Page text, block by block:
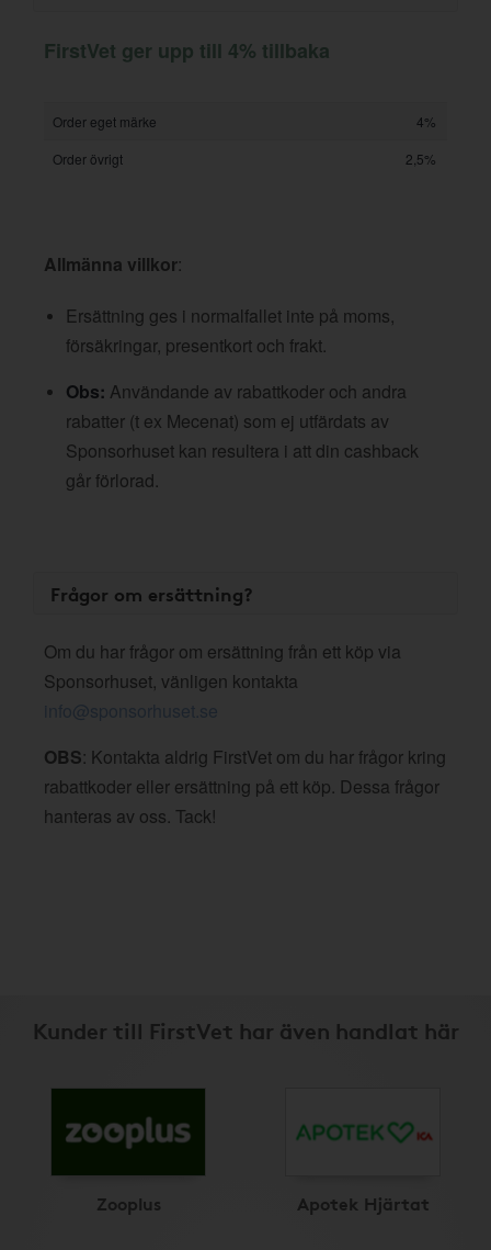
FirstVet ger upp till 4% tillbaka
Order eget märke
4%
Order övrigt
2,5%
Allmänna villkor:
Ersättning ges i normalfallet inte på moms,
försäkringar, presentkort och frakt.
Obs: Användande av rabattkoder och andra
rabatter (t ex Mecenat) som ej utfärdats av
Sponsorhuset kan resultera i att din cashback
går förlorad.
Frågor om ersättning?
Om du har frågor om ersättning från ett köp via
Sponsorhuset, vänligen kontakta
info@sponsorhuset.se
OBS: Kontakta aldrig FirstVet om du har frågor kring
rabattkoder eller ersättning på ett köp. Dessa frågor
hanteras av oss. Tack!
Kunder till FirstVet har även handlat här
Zooplus Apotek Hjärtat